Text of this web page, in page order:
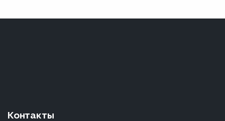
Контакты